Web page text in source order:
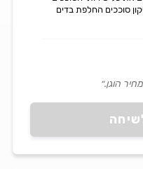
סוככים החלפת בדים
הוגן.״